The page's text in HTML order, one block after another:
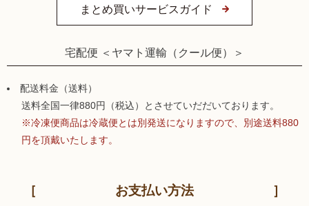
まとめ買いサービスガイド
宅配便 ＜ヤマト運輸（クール便）＞
配送料金（送料）
送料全国一律880円（税込）とさせていだだいております。
※冷凍便商品は冷蔵便とは別発送になりますので、別途送料880
円を頂戴いたします。
お支払い方法